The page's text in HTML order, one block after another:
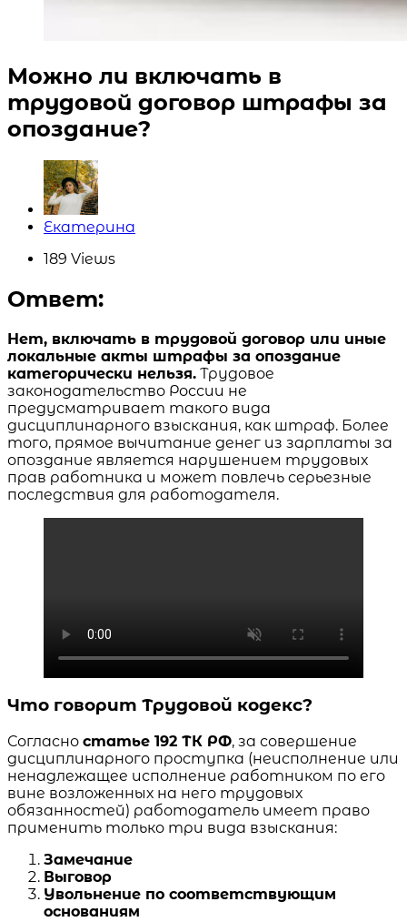
Можно ли включать в
трудовой договор штрафы за
опоздание?
Posted
Екатерина
189 Views
Ответ:
Нет, включать в трудовой договор или иные
локальные акты штрафы за опоздание
категорически нельзя. Трудовое
законодательство России не
предусматривает такого вида
дисциплинарного взыскания, как штраф. Более
того, прямое вычитание денег из зарплаты за
опоздание является нарушением трудовых
прав работника и может повлечь серьезные
последствия для работодателя.
Что говорит Трудовой кодекс?
Согласно статье 192 ТК РФ, за совершение
дисциплинарного проступка (неисполнение или
ненадлежащее исполнение работником по его
вине возложенных на него трудовых
обязанностей) работодатель имеет право
применить только три вида взыскания:
Замечание
Выговор
Увольнение по соответствующим
основаниям